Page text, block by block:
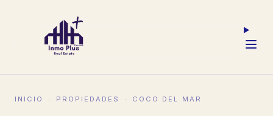
INICIO · PROPIEDADES · COCO DEL MAR